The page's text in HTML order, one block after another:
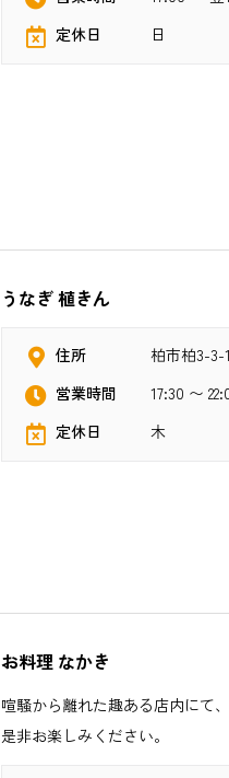
定休日
日
うなぎ 植きん
住所
柏市柏3-3-
営業時間
17:30 〜
定休日
木
お料理 なかき
喧騒から離れた趣ある店内にて
是非お楽しみください。